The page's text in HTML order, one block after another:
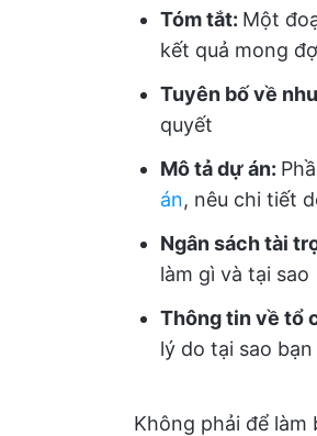
Tóm tắt: Một
kết quả mong
Tuyên bố về
quyết
Mô tả dự án:
án, nêu chi tiết
Ngân sách tài
làm gì và tại sao
Thông tin về tổ
lý do tại sao
Không phải để